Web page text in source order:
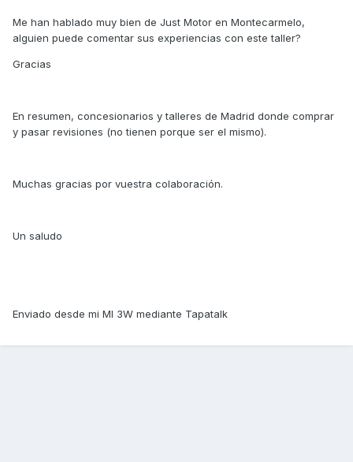
Me han hablado muy bien de Just Motor en Montecarmelo,
alguien puede comentar sus experiencias con este taller?
Gracias
En resumen, concesionarios y talleres de Madrid donde comprar
y pasar revisiones (no tienen porque ser el mismo).
Muchas gracias por vuestra colaboración.
Un saludo
Enviado desde mi MI 3W mediante Tapatalk